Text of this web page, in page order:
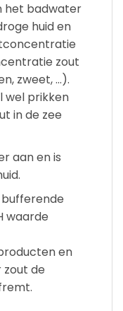
het badwater
huid en
zout
zweet, …).
wel prikken
in de zee
aan en is
waarde
en
de